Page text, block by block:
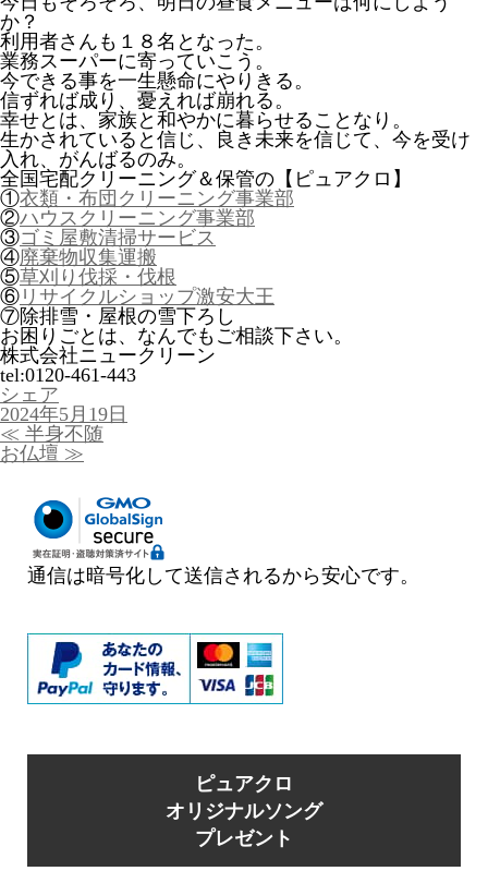
か？
利用者さんも１８名となった。
業務スーパーに寄っていこう。
今できる事を一生懸命にやりきる。
信ずれば成り、憂えれば崩れる。
幸せとは、家族と和やかに暮らせることなり。
生かされていると信じ、良き未来を信じて、今を受け
入れ、がんばるのみ。
全国宅配クリーニング＆保管の【ピュアクロ】
①衣類・布団クリーニング事業部
②ハウスクリーニング事業部
③ゴミ屋敷清掃サービス
④廃棄物収集運搬
⑤草刈り伐採・伐根
⑥ リサイクルショップ激安大王
⑦除排雪・屋根の雪下ろし
お困りごとは、なんでもご相談下さい。
株式会社ニュークリーン
tel:0120-461-443
シェア
投
稿
日:
2024年5月19日
投
稿
≪ 半身不随
お仏壇 ≫
通信は暗号化して送信されるから安心です。
ピュアクロ
オリジナルソング
プレゼント